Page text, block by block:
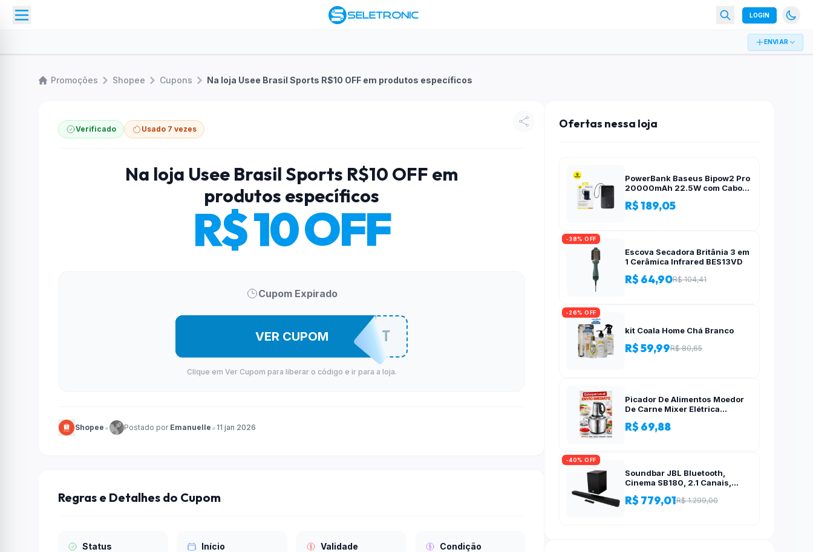
LOGIN
ENVIAR
Promoções Shopee Cupons Na loja Usee Brasil Sports R$10 OFF em produtos específicos
Verificado Usado 7 vezes
Na loja Usee Brasil Sports R$10 OFF em
produtos específicos
R$ 10 OFF
Cupom Expirado
USEEU10BT
VER CUPOM
Clique em Ver Cupom para liberar o código e ir para a loja.
Shopee • Postado por Emanuelle •11 jan 2026
Regras e Detalhes do Cupom
Status
Início
Validade
Condição
Ofertas nessa loja
PowerBank Baseus Bipow2 Pro
20000mAh 22.5W com Cabo
EnerFill FC51
R$ 189,05
-38% OFF
Escova Secadora Britânia 3 em
1 Cerâmica Infrared BES13VD
R$ 64,90R$ 104,41
-26% OFF
kit Coala Home Chá Branco
R$ 59,99R$ 80,65
Picador De Alimentos Moedor
De Carne Mixer Elétrica
Alho – 110v-220v
R$ 69,88
-40% OFF
Soundbar JBL Bluetooth,
Cinema SB180, 2.1 Canais,
110W RMS
R$ 779,01R$ 1.299,00